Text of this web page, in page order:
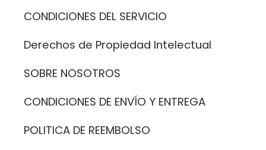
CONDICIONES DEL SERVICIO
Derechos de Propiedad Intelectual
SOBRE NOSOTROS
CONDICIONES DE ENVÍO Y ENTREGA
POLITICA DE REEMBOLSO